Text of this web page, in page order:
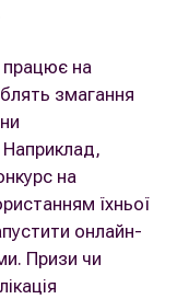
працює на
змагання
на
їхньої
онлайн-
Призи чи